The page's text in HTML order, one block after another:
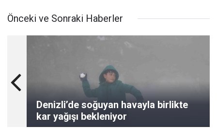
Önceki ve Sonraki Haberler
Denizli’de soğuyan havayla birlikte
kar yağışı bekleniyor